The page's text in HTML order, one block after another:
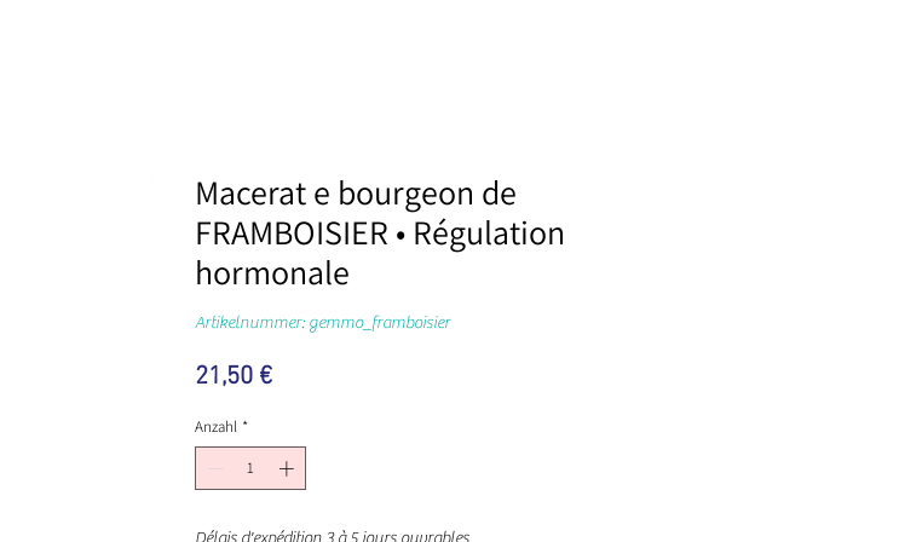
Macerat e bourgeon de
FRAMBOISIER • Régulation
hormonale
Artikelnummer: gemmo_framboisier
21,50 €Preis
Anzahl *
Délais d'expédition 3 à 5 jours ouvrables